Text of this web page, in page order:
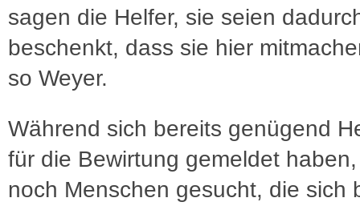
sagen die Helfer, sie seien
beschenkt, dass sie hier
so Weyer.
Während sich bereits genügend
für die Bewirtung gemeldet
noch Menschen gesucht, die sich